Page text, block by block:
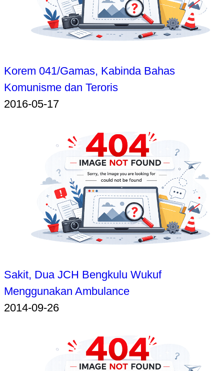
Korem 041/Gamas, Kabinda Bahas
Komunisme dan Teroris
2016-05-17
Sakit, Dua JCH Bengkulu Wukuf
Menggunakan Ambulance
2014-09-26